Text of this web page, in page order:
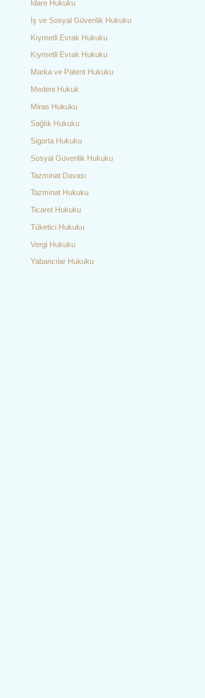
İdare Hukuku
İş ve Sosyal Güvenlik Hukuku
Kıymetli Evrak Hukuku
Kıymetli Evrak Hukuku
Marka ve Patent Hukuku
Medeni Hukuk
Miras Hukuku
Sağlık Hukuku
Sigorta Hukuku
Sosyal Güvenlik Hukuku
Tazminat Davası
Tazminat Hukuku
Ticaret Hukuku
Tüketici Hukuku
Vergi Hukuku
Yabancılar Hukuku